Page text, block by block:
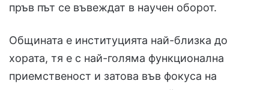
пръв път се въвеждат в научен оборот.
Общината е институцията най-близка до
хората, тя е с най-голяма функционална
приемственост и затова във фокуса на